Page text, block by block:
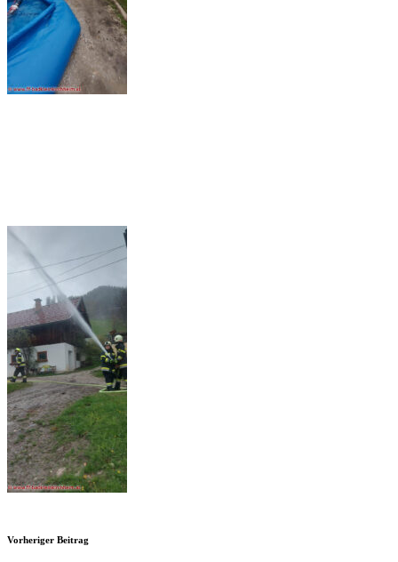
Vorheriger Beitrag